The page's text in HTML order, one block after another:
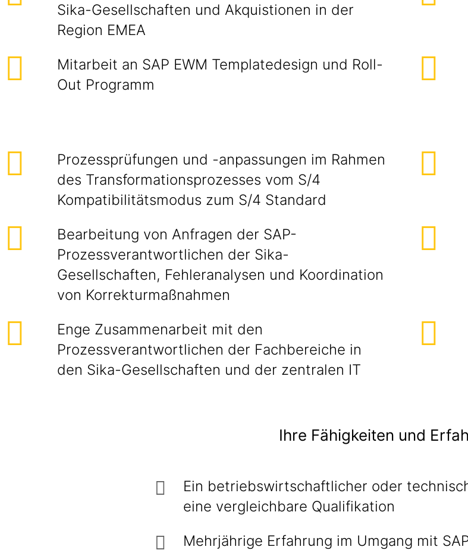
Sika-Gesellschaften und Akquistionen in der
Region EMEA
Mitarbeit an SAP EWM Templatedesign und Roll-
Out Programm
Prozessprüfungen und -anpassungen im Rahmen
des Transformationsprozesses vom S/4
Kompatibilitätsmodus zum S/4 Standard
Bearbeitung von Anfragen der SAP-
Prozessverantwortlichen der Sika-
Gesellschaften, Fehleranalysen und Koordination
von Korrekturmaßnahmen
Enge Zusammenarbeit mit den
Prozessverantwortlichen der Fachbereiche in
den Sika-Gesellschaften und der zentralen IT
Ihre Fähigkeiten und
Ein betriebswirtschaftlicher oder
eine vergleichbare Qualifikation
Mehrjährige Erfahrung im Umgang mit